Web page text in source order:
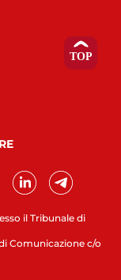
il Tribunale di
Comunicazione c/o